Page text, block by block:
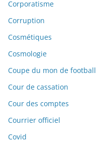
Corporatisme
Corruption
Cosmétiques
Cosmologie
Coupe du mon de football
Cour de cassation
Cour des comptes
Courrier officiel
Covid